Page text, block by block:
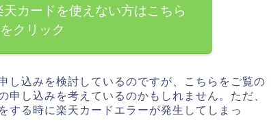
カードを使えない方はこちら
をクリック
し込みを検討しているのですが、こちらをご覧の
し込みを考えているのかもしれません。ただ、
する時に楽天カードエラーが発生してしまっ